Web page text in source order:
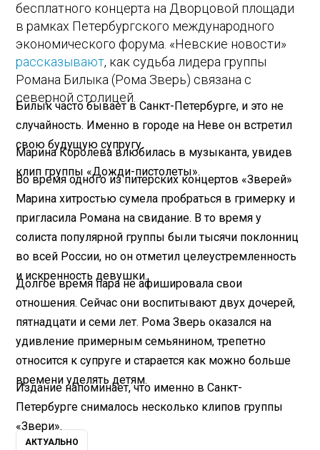
бесплатного концерта на Дворцовой площади
в рамках Петербургского международного
экономического форума. «Невские новости»
рассказывают, как судьба лидера группы
Романа Билыка (Рома Зверь) связана с
северной столицей.
Билык часто бывает в Санкт-Петербурге, и это не
случайность. Именно в городе на Неве он встретил
свою будущую супругу.
Марина Королева влюбилась в музыканта, увидев
клип группы «Дожди-пистолеты».
Во время одного из питерских концертов «Зверей»
Марина хитростью сумела пробраться в гримерку и
пригласила Романа на свидание. В то время у
солиста популярной группы были тысячи поклонниц
во всей России, но он отметил целеустремленность
и искренность девушки.
Долгое время пара не афишировала свои
отношения. Сейчас они воспитывают двух дочерей,
пятнадцати и семи лет. Рома Зверь оказался на
удивление примерным семьянином, трепетно
относится к супруге и старается как можно больше
времени уделять детям.
Издание напоминает, что именно в Санкт-
Петербурге снималось несколько клипов группы
«Звери».
АКТУАЛЬНО